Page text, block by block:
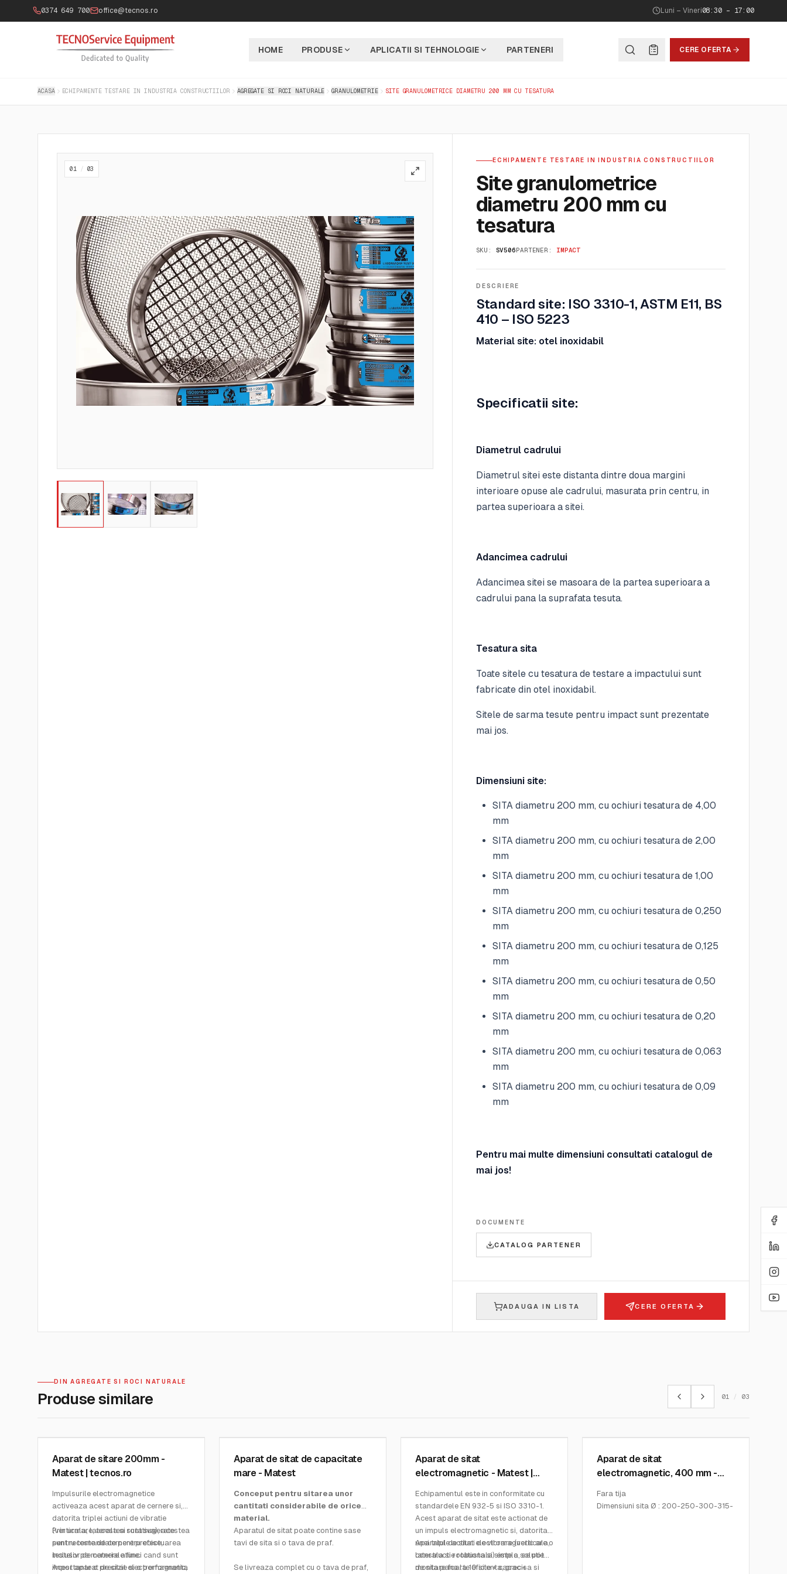
0374 649 700 office@tecnos.ro Luni – Vineri08:30 – 17:00
HOME PRODUSE APLICATII SI TEHNOLOGIE PARTENERI CERE OFERTA
ACASA ECHIPAMENTE TESTARE IN INDUSTRIA CONSTRUCTIILOR AGREGATE SI ROCI NATURALE GRANULOMETRIE SITE GRANULOMETRICE DIAMETRU 200 MM CU TESATURA
01 / 03
ECHIPAMENTE TESTARE IN INDUSTRIA CONSTRUCTIILOR
Site granulometrice
diametru 200 mm cu
tesatura
SKU: SV506PARTENER: IMPACT
DESCRIERE
Standard site: ISO 3310-1, ASTM E11, BS
410 – ISO 5223
Material site: otel inoxidabil
Specificatii site:
Diametrul cadrului
Diametrul sitei este distanta dintre doua margini
interioare opuse ale cadrului, masurata prin centru, in
partea superioara a sitei.
Adancimea cadrului
Adancimea sitei se masoara de la partea superioara a
cadrului pana la suprafata tesuta.
Tesatura sita
Toate sitele cu tesatura de testare a impactului sunt
fabricate din otel inoxidabil.
Sitele de sarma tesute pentru impact sunt prezentate
mai jos.
Dimensiuni site:
SITA diametru 200 mm, cu ochiuri tesatura de 4,00
mm
SITA diametru 200 mm, cu ochiuri tesatura de 2,00
mm
SITA diametru 200 mm, cu ochiuri tesatura de 1,00
mm
SITA diametru 200 mm, cu ochiuri tesatura de 0,250
mm
SITA diametru 200 mm, cu ochiuri tesatura de 0,125
mm
SITA diametru 200 mm, cu ochiuri tesatura de 0,50
mm
SITA diametru 200 mm, cu ochiuri tesatura de 0,20
mm
SITA diametru 200 mm, cu ochiuri tesatura de 0,063
mm
SITA diametru 200 mm, cu ochiuri tesatura de 0,09
mm
Pentru mai multe dimensiuni consultati catalogul de
mai jos!
DOCUMENTE
CATALOG PARTENER
ADAUGA IN LISTA CERE OFERTA
DIN AGREGATE SI ROCI NATURALE
Produse similare 01 / 03
Aparat de sitare 200mm -
Matest | tecnos.ro
Impulsurile electromagnetice
activeaza acest aparat de cernere si,
datorita triplei actiuni de vibratie
(verticala, laterala si rotativa), acestea
sunt recomandate pentru efectuarea
testelor de cernere atunci cand sunt
importante o precizie si o performanta
Prin urmare, acestea sunt sugerate
pentru teste de cernere precise,
inclusiv pe materiale fine.
Acest aparat de sitat electromagnetic,
Aparat de sitat de capacitate
mare - Matest
Conceput pentru sitarea unor
cantitati considerabile de orice
material.
Aparatul de sitat poate contine sase
tavi de sita si o tava de praf.
Se livreaza complet cu o tava de praf,
Aparat de sitat
electromagnetic - Matest |
Echipamentul este in conformitate cu
standardele EN 932-5 si ISO 3310-1.
Acest aparat de sitat este actionat de
un impuls electromagnetic si, datorita
unei triple actiuni de vibrare (verticala,
laterala si rotationala) este o solutie
de sitare foarte eficienta, precisa si
Aparatul de sitat electromagnetic are o
constructie robusta si simpla, se pot
monta pana la 10 site + capac +
Aparat de sitat
electromagnetic, 400 mm -
Fara tija
Dimensiuni sita Ø : 200-250-300-315-